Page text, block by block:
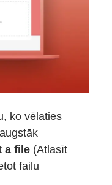
ko vēlaties
a file (Atlasīt
failu